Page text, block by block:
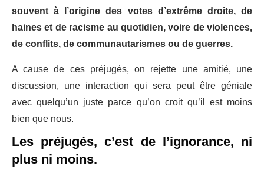
souvent à l’origine des votes d’extrême droite, de
haines et de racisme au quotidien, voire de violences,
de conflits, de communautarismes ou de guerres.
A cause de ces préjugés, on rejette une amitié, une
discussion, une interaction qui sera peut être géniale
avec quelqu’un juste parce qu’on croit qu’il est moins
bien que nous.
Les préjugés, c’est de l’ignorance, ni
plus ni moins.